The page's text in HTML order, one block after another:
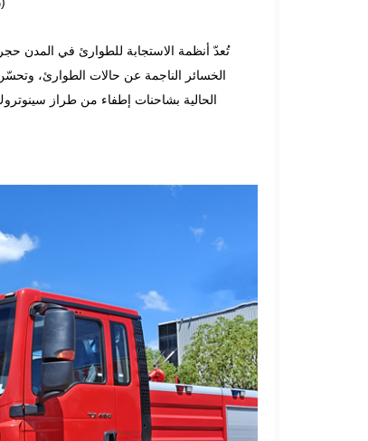
تُعدّ أنظمة الاستجابة للطوارئ في المدن
الخسائر الناجمة عن حالات الطوارئ، وتحسّن
الحالية بشاحنات إطفاء من طراز